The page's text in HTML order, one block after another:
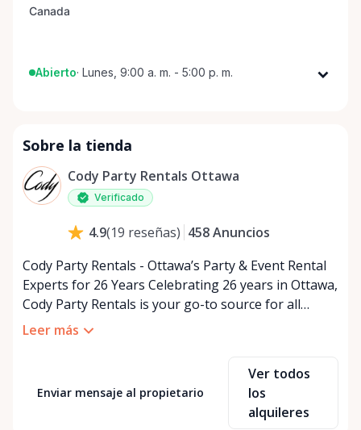
Abierto· Lunes, 9:00 a. m. - 5:00 p. m.
Miércoles
Jueves
9:00 a. m. - 5:00 p. m.
Viernes
Domingo
Sobre la tienda
Cody Party Rentals Ottawa
Verificado
4.9(19 reseñas) 458Anuncios
Cody Party Rentals - Ottawa’s Party & Event Rental
Experts for 26 Years Celebrating 26 years in Ottawa,
Cody Party Rentals is your go-to source for all
things party and event rentals. We’re proud to be a
At Cody Party Rentals, we believe in the power of
sharing—giving others the chance to rent out their
items and experience the benefits of renting. It’s
Leer más
Enviar mensaje al propietario
Ver todos
los
alquileres